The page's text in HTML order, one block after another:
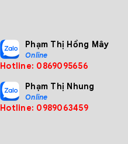
Phạm Thị Hồng Mây
Online
Hotline: 0869095656
Phạm Thị Nhung
Online
Hotline: 0989063459